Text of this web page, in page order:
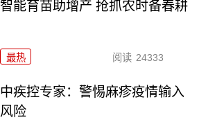
智能育苗助增产 抢抓农时备春耕
最热 阅读 24333
中疾控专家：警惕麻疹疫情输入
风险